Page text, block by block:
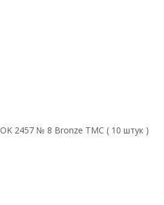
2457 № 8 Bronze TMC ( 10 штук )